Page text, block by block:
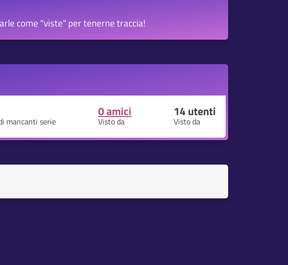
come "viste" per tenerne traccia!
mancanti serie
0 amici
Visto da
14utenti
Visto da